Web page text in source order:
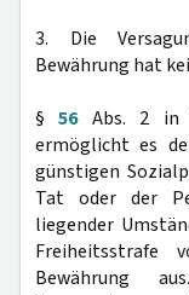
3. Die
Bewährung hat
§56Abs. 2 in
ermöglicht es
günstigen
Tat oder der
liegender
Bewährung